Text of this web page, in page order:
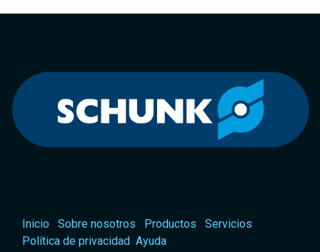
Inicio Sobre nosotros Productos
Servicios
Política de privacidad Ayuda